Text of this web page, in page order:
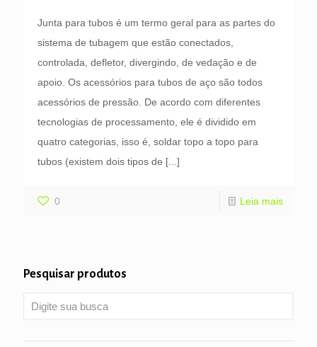
Junta para tubos é um termo geral para as partes do
sistema de tubagem que estão conectados,
controlada, defletor, divergindo, de vedação e de
apoio. Os acessórios para tubos de aço são todos
acessórios de pressão. De acordo com diferentes
tecnologias de processamento, ele é dividido em
quatro categorias, isso é, soldar topo a topo para
tubos (existem dois tipos de [...]
0 Leia mais
Pesquisar produtos